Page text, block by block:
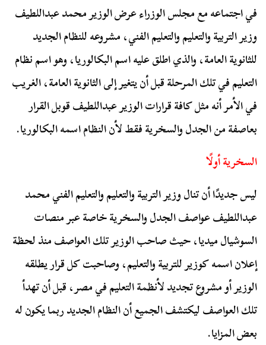
في اجتماعه مع مجلس الوزراء عرض الوزير محمد عبداللطيف
وزير التربية والتعليم والتعليم الفني، مشروعه للنظام الجديد
للثانوية العامة، والذي اطلق عليه اسم البكالوريا، وهو اسم نظام
التعليم في تلك المرحلة قبل أن يتغير إلى الثانوية العامة، الغريب
في الأمر أنه مثل كافة قرارات الوزير عبداللطيف قوبل القرار
بعاصفة من الجدل والسخرية فقط لأن النظام اسمه البكالوريا.
السخرية أولًا
ليس جديدًا أن تنال وزير التربية والتعليم والتعليم الفني محمد
عبداللطيف عواصف الجدل والسخرية خاصة عبر منصات
السوشيال ميديا، حيث صاحب الوزير تلك العواصف منذ لحظة
إعلان اسمه كوزير للتربية والتعليم، وصاحبت كل قرار يطلقه
الوزير أو مشروع تجديد لأنظمة التعليم في مصر، قبل أن تهدأ
تلك العواصف ليكتشف الجميع أن النظام الجديد ربما يكون له
بعض المزايا.